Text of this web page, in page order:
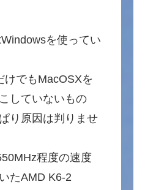
を使ってい
でもMacOSXを
していないもの
り原因は判りませ
程度の速度
たAMD K6-2